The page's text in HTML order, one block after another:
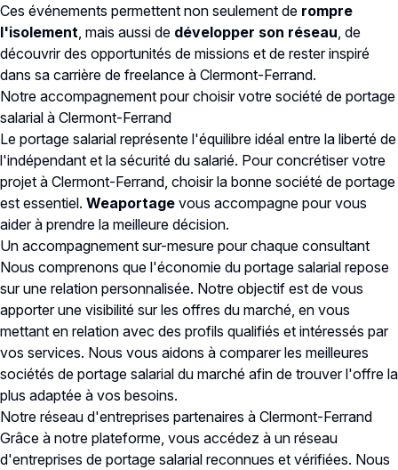
Ces événements permettent non seulement de rompre
l'isolement , mais aussi de développer son réseau , de
découvrir des opportunités de missions et de rester inspiré
dans sa carrière de freelance à Clermont-Ferrand.
Notre accompagnement pour choisir votre société de portage
salarial à Clermont-Ferrand
Le portage salarial représente l'équilibre idéal entre la liberté de
l'indépendant et la sécurité du salarié. Pour concrétiser votre
projet à Clermont-Ferrand, choisir la bonne société de portage
est essentiel. Weaportage vous accompagne pour vous
aider à prendre la meilleure décision.
Un accompagnement sur-mesure pour chaque consultant
Nous comprenons que l'économie du portage salarial repose
sur une relation personnalisée. Notre objectif est de vous
apporter une visibilité sur les offres du marché, en vous
mettant en relation avec des profils qualifiés et intéressés par
vos services. Nous vous aidons à comparer les meilleures
sociétés de portage salarial du marché afin de trouver l'offre la
plus adaptée à vos besoins.
Notre réseau d'entreprises partenaires à Clermont-Ferrand
Grâce à notre plateforme, vous accédez à un réseau
d'entreprises de portage salarial reconnues et vérifiées. Nous